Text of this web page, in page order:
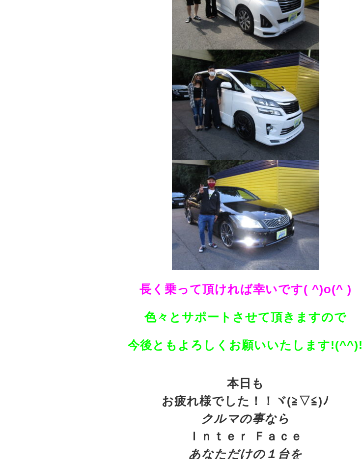
長く乗って頂ければ幸いです( ^)o(^ )
色々とサポートさせて頂きますので
今後ともよろしくお願いいたします!(^^)!
本日も
お疲れ様でした！！ヾ(≧▽≦)ﾉ
クルマの事なら
Ｉｎｔｅｒ Ｆａｃｅ
あなただけの１台を